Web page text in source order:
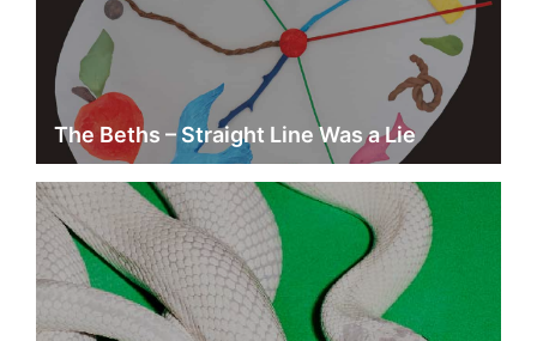
The Beths – Straight Line Was a Lie